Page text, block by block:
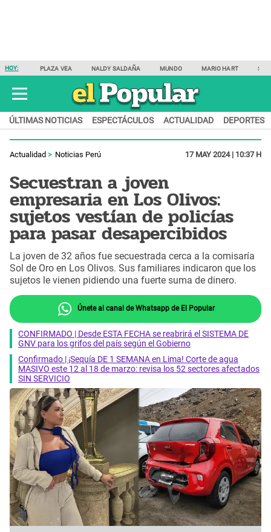
HOY: PLAZA VEA NALDY SALDAÑA MUNDO MARIO HART
ÚLTIMAS NOTICIAS ESPECTÁCULOS ACTUALIDAD DEPORTES
Actualidad Noticias Perú 17 MAY 2024 | 10:37 H
Secuestran a joven
empresaria en Los Olivos:
sujetos vestían de policías
para pasar desapercibidos
La joven de 32 años fue secuestrada cerca a la comisaría
Sol de Oro en Los Olivos. Sus familiares indicaron que los
sujetos le vienen pidiendo una fuerte suma de dinero.
Únete al canal de Whatsapp de El Popular
CONFIRMADO | Desde ESTA FECHA se reabrirá el SISTEMA DE
GNV para los grifos del país según el Gobierno
Confirmado | ¡Sequía DE 1 SEMANA en Lima! Corte de agua
MASIVO este 12 al 18 de marzo: revisa los 52 sectores afectados
SIN SERVICIO